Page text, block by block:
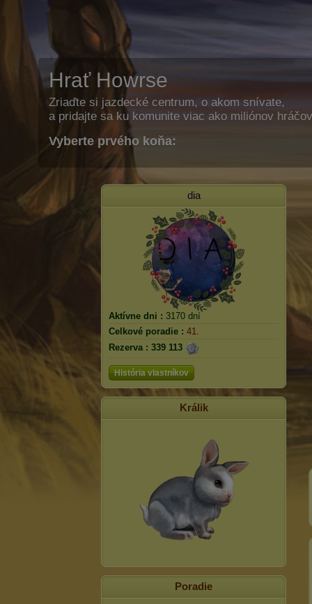
Hrať Howrse
Zriaďte si jazdecké centrum, o akom snívate,
a pridajte sa ku komunite viac ako miliónov
Vyberte prvého koňa:
dia
Aktívne dni : 3170 dní
Celkové poradie : 41.
Rezerva : 339 113
História vlastníkov
Králik
Poradie